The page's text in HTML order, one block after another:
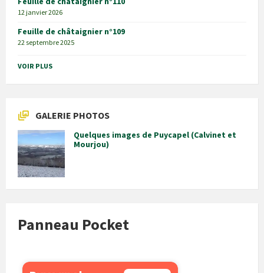
12 janvier 2026
Feuille de châtaignier n°109
22 septembre 2025
VOIR PLUS
GALERIE PHOTOS
Quelques images de Puycapel (Calvinet et
Mourjou)
Panneau Pocket